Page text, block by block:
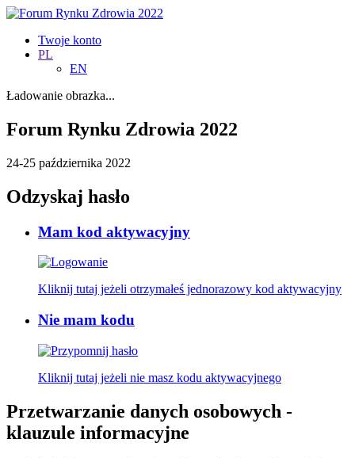
Twoje konto
PL
EN
Ładowanie obrazka...
Forum Rynku Zdrowia 2022
24-25 października 2022
Odzyskaj hasło
Mam kod aktywacyjny
Kliknij tutaj jeżeli otrzymałeś jednorazowy kod aktywacyjny
Nie mam kodu
Kliknij tutaj jeżeli nie masz kodu aktywacyjnego
Przetwarzanie danych osobowych -
klauzule informacyjne